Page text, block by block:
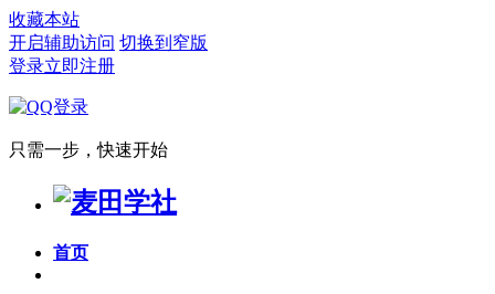
收藏本站
开启辅助访问 切换到窄版
登录立即注册
只需一步，快速开始
首页